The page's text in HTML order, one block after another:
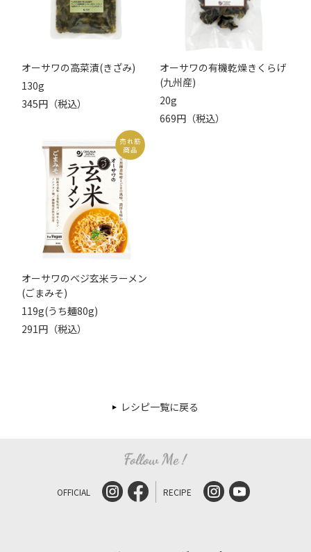
オーサワの高菜漬(きざみ)
130g
345円（税込）
オーサワの有機乾燥きくらげ
(九州産)
20g
669円（税込）
オーサワのベジ玄米ラーメン
(ごまみそ)
119g(うち麺80g)
291円（税込）
レシピ一覧に戻る
OFFICIAL RECIPE